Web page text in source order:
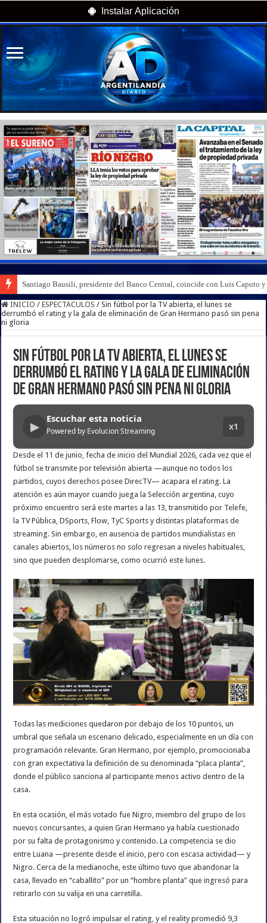
Instalar Aplicación
Santiago Bausili, presidente del Banco Central, coincide con Luis Caputo
INICIO / ESPECTACULOS / Sin fútbol por la TV abierta, el lunes se
derrumbó el rating y la gala de eliminación de Gran Hermano pasó sin pena
ni gloria
Sin fútbol por la TV abierta, el lunes se
derrumbó el rating y la gala de eliminación
de Gran Hermano pasó sin pena ni gloria
▶
Escuchar esta noticia
Powered by Evolucion Streaming x1
Desde el 11 de junio, fecha de inicio del Mundial 2026, cada vez que el
fútbol se transmite por televisión abierta —aunque no todos los
partidos, cuyos derechos posee DirecTV— acapara el rating. La
atención es aún mayor cuando juega la Selección argentina, cuyo
próximo encuentro será este martes a las 13, transmitido por Telefe,
la TV Pública, DSports, Flow, TyC Sports y distintas plataformas de
streaming. Sin embargo, en ausencia de partidos mundialistas en
canales abiertos, los números no solo regresan a niveles habituales,
sino que pueden desplomarse, como ocurrió este lunes.
Todas las mediciones quedaron por debajo de los 10 puntos, un
umbral que señala un escenario delicado, especialmente en un día con
programación relevante. Gran Hermano, por ejemplo, promocionaba
con gran expectativa la definición de su denominada “placa planta”,
donde el público sanciona al participante menos activo dentro de la
casa.
En esta ocasión, el más votado fue Nigro, miembro del grupo de los
nuevos concursantes, a quien Gran Hermano ya había cuestionado
por su falta de protagonismo y contenido. La competencia se dio
entre Luana —presente desde el inicio, pero con escasa actividad— y
Nigro. Cerca de la medianoche, este último tuvo que abandonar la
casa, llevado en “caballito” por un “hombre planta” que ingresó para
retirarlo con su valija en una carretilla.
Esta situación no logró impulsar el rating, y el reality promedió 9,3